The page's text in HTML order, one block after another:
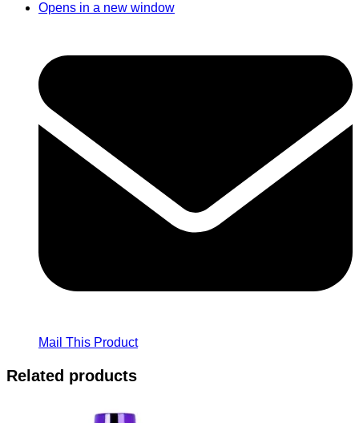
Opens in a new window
Mail This Product
Related products